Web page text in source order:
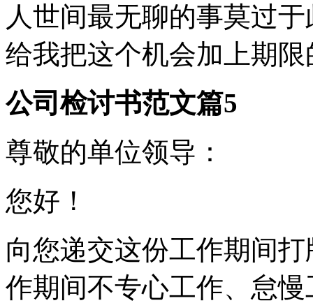
人世间最无聊的事莫过
给我把这个机会加上期
公司检讨书范文篇5
尊敬的单位领导：
您好！
向您递交这份工作期间
作期间不专心工作、怠